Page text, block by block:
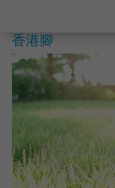
最新資訊
聯絡我們
搜尋醫療服務
登記 / 登入
語言
卓健
香港腳